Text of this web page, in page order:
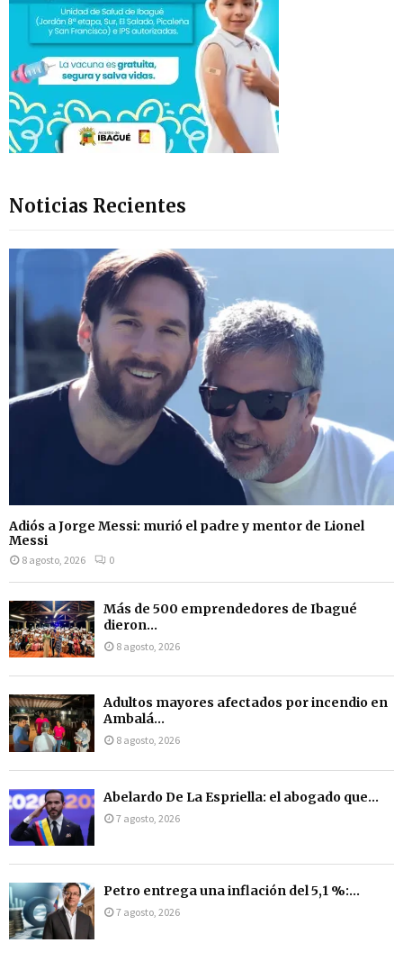
Noticias Recientes
Adiós a Jorge Messi: murió el padre y mentor de Lionel
Messi
8 agosto, 2026 0
Más de 500 emprendedores de Ibagué
dieron...
8 agosto, 2026
Adultos mayores afectados por incendio en
Ambalá...
8 agosto, 2026
Abelardo De La Espriella: el abogado que...
7 agosto, 2026
Petro entrega una inflación del 5,1 %:...
7 agosto, 2026